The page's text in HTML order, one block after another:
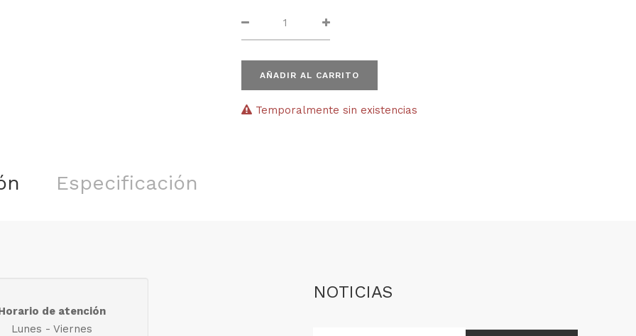
AÑADIR AL CARRITO
Temporalmente sin existencias
Especificación
de atención
Lunes - Viernes
NOTICIAS